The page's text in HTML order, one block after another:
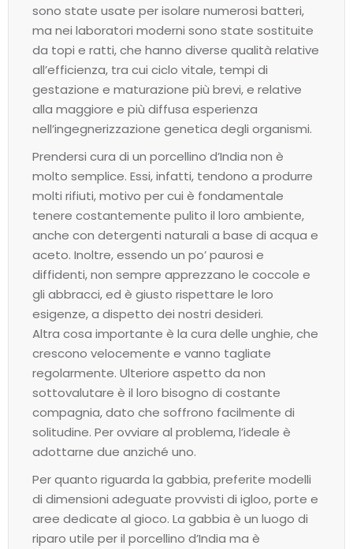
sono state usate per isolare numerosi batteri,
ma nei laboratori moderni sono state sostituite
da topi e ratti, che hanno diverse qualità relative
all’efficienza, tra cui ciclo vitale, tempi di
gestazione e maturazione più brevi, e relative
alla maggiore e più diffusa esperienza
nell’ingegnerizzazione genetica degli organismi.
Prendersi cura di un porcellino d’India non è
molto semplice. Essi, infatti, tendono a produrre
molti rifiuti, motivo per cui è fondamentale
tenere costantemente pulito il loro ambiente,
anche con detergenti naturali a base di acqua e
aceto. Inoltre, essendo un po’ paurosi e
diffidenti, non sempre apprezzano le coccole e
gli abbracci, ed è giusto rispettare le loro
esigenze, a dispetto dei nostri desideri.
Altra cosa importante è la cura delle unghie, che
crescono velocemente e vanno tagliate
regolarmente. Ulteriore aspetto da non
sottovalutare è il loro bisogno di costante
compagnia, dato che soffrono facilmente di
solitudine. Per ovviare al problema, l’ideale è
adottarne due anziché uno.
Per quanto riguarda la gabbia, preferite modelli
di dimensioni adeguate provvisti di igloo, porte e
aree dedicate al gioco. La gabbia è un luogo di
riparo utile per il porcellino d’India ma è